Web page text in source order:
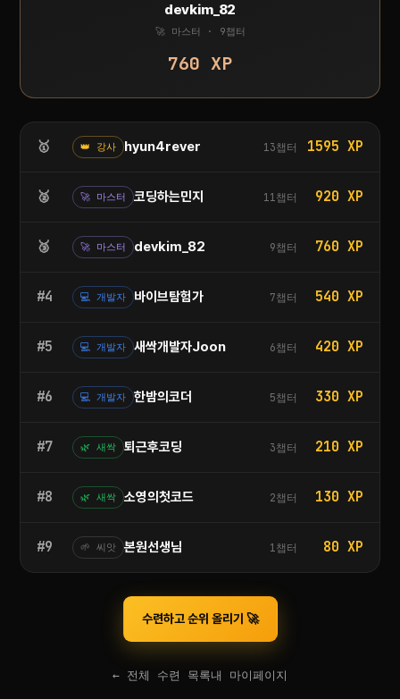
devkim_82
🚀 마스터 · 9챕터
760 XP
🥇 👑 강사 hyun4rever 13챕터 1595 XP
🥈 🚀 마스터 코딩하는민지 11챕터 920 XP
🥉 🚀 마스터 devkim_82 9챕터 760 XP
#4 💻 개발자 바이브탐험가 7챕터 540 XP
#5 💻 개발자 새싹개발자Joon 6챕터 420 XP
#6 💻 개발자 한밤의코더 5챕터 330 XP
#7 🌿 새싹 퇴근후코딩 3챕터 210 XP
#8 🌿 새싹 소영의첫코드 2챕터 130 XP
#9 🌱 씨앗 본원선생님 1챕터 80 XP
수련하고 순위 올리기 🚀
← 전체 수련 목록내 마이페이지